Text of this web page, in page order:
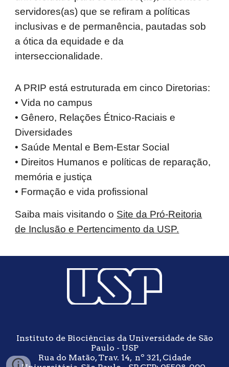
servidores(as) que se refiram a políticas
inclusivas e de permanência, pautadas sob
a ótica da equidade e da
interseccionalidade.
A PRIP está estruturada em cinco Diretorias:
• Vida no campus
• Gênero, Relações Étnico-Raciais e
Diversidades
• Saúde Mental e Bem-Estar Social
• Direitos Humanos e políticas de reparação,
memória e justiça
• Formação e vida profissional
Saiba mais visitando o Site da Pró-Reitoria
de Inclusão e Pertencimento da USP.
Instituto de Biociências da Universidade de São
Paulo - USP
Rua do Matão, Trav. 14, nº 321, Cidade